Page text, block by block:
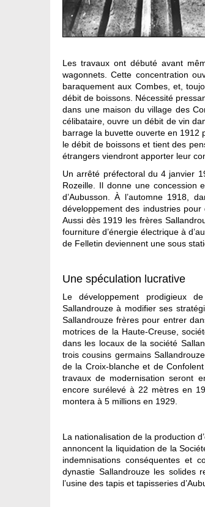
Les travaux ont débuté avant
wagonnets. Cette concentration
baraquement aux Combes, et,
débit de boissons. Nécessité
dans une maison du village des
célibataire, ouvre un débit de vin
barrage la buvette ouverte en 1912
le débit de boissons et tient des
étrangers viendront apporter leur
Un arrêté préfectoral du 4 janvier
Rozeille. Il donne une concession
d’Aubusson. À l’automne 1918,
développement des industries
Aussi dès 1919 les frères
fourniture d’énergie électrique à
de Felletin deviennent une sous
Une spéculation lucrative
Le développement prodigieux
Sallandrouze à modifier ses
Sallandrouze frères pour entrer
motrices de la Haute-Creuse,
dans les locaux de la société
trois cousins germains
de la Croix-blanche et de
travaux de modernisation seront
encore surélevé à 22 mètres en
montera à 5 millions en 1929.
La nationalisation de la production
annoncent la liquidation de la
indemnisations conséquentes et
dynastie Sallandrouze les solides
l’usine des tapis et tapisseries